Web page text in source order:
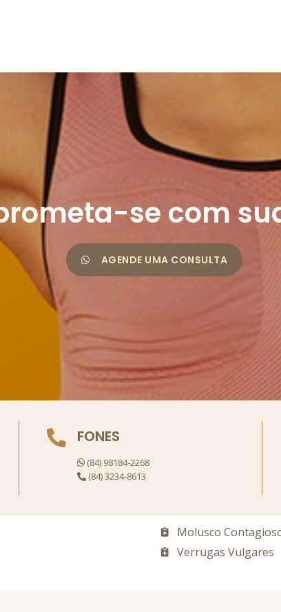
se com
AGENDE UMA CONSULTA
FONES
(84) 98184-2268
(84) 3234-8613
Molusco
Verrugas Vulgares